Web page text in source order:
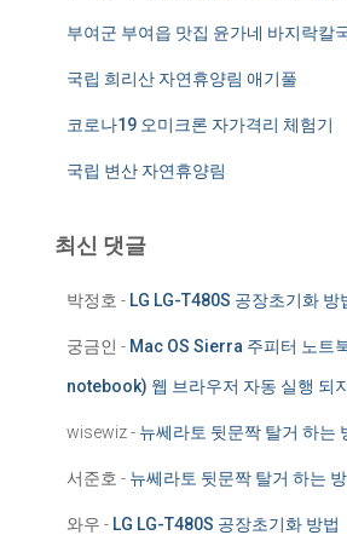
부여군 부여읍 맛집 윤가네 바지락칼
국립 희리산 자연휴양림 애기풀
코로나19 오미크론 자가격리 체험기
국립 변산 자연휴양림
최신 댓글
박정호 - LG LG-T480S 공장초기화 방
궁금인 - Mac OS Sierra 주피터 노트
notebook) 웹 브라우저 자동 실행 되
wisewiz- 뉴쎄라토 뒷문짝 탈거 하는
서준호 - 뉴쎄라토 뒷문짝 탈거 하는
와우 - LG LG-T480S 공장초기화 방법